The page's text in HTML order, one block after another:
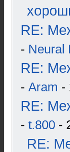
RE:
- Neural
RE:
- Aram -
RE:
- t.800 -
RE: